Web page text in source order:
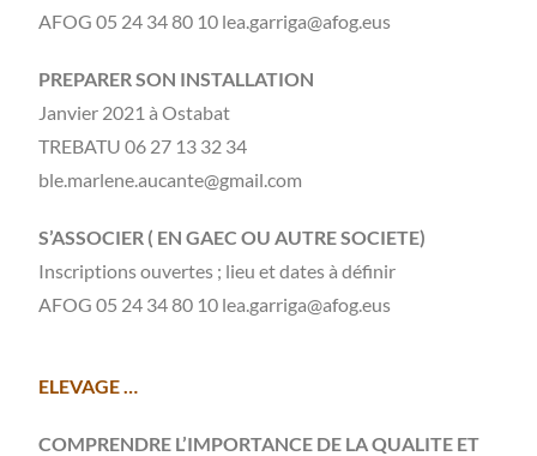
AFOG 05 24 34 80 10 lea.garriga@afog.eus
PREPARER SON INSTALLATION
Janvier 2021 à Ostabat
TREBATU 06 27 13 32 34
ble.marlene.aucante@gmail.com
S’ASSOCIER ( EN GAEC OU AUTRE SOCIETE)
Inscriptions ouvertes ; lieu et dates à définir
AFOG 05 24 34 80 10 lea.garriga@afog.eus
ELEVAGE …
COMPRENDRE L’IMPORTANCE DE LA QUALITE ET